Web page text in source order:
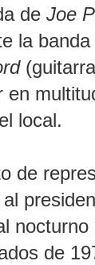
de Joe
la
local.
de
nocturno
de